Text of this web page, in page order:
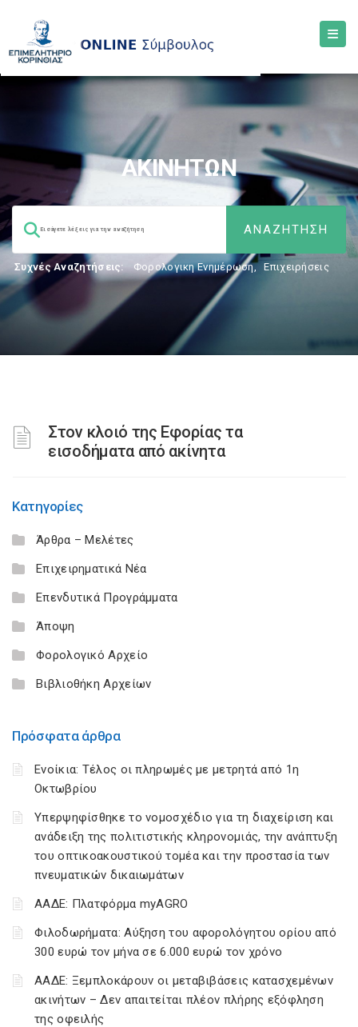
ΑΚΙΝΗΤΩΝ
Συχνές Αναζητήσεις: Φορολογικη Ενημέρωση, Επιχειρήσεις
Στον κλοιό της Εφορίας τα
εισοδήματα από ακίνητα
Κατηγορίες
Άρθρα – Μελέτες
Επιχειρηματικά Νέα
Επενδυτικά Προγράμματα
Άποψη
Φορολογικό Αρχείο
Βιβλιοθήκη Αρχείων
Πρόσφατα άρθρα
Ενοίκια: Τέλος οι πληρωμές με μετρητά από 1η
Οκτωβρίου
Υπερψηφίσθηκε το νομοσχέδιο για τη διαχείριση και
ανάδειξη της πολιτιστικής κληρονομιάς, την ανάπτυξη
του οπτικοακουστικού τομέα και την προστασία των
πνευματικών δικαιωμάτων
ΑΑΔΕ: Πλατφόρμα myAGRO
Φιλοδωρήματα: Αύξηση του αφορολόγητου ορίου από
300 ευρώ τον μήνα σε 6.000 ευρώ τον χρόνο
ΑΑΔΕ: Ξεμπλοκάρουν οι μεταβιβάσεις κατασχεμένων
ακινήτων – Δεν απαιτείται πλέον πλήρης εξόφληση
της οφειλής